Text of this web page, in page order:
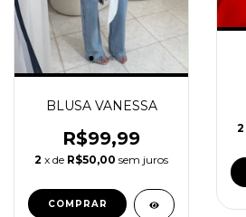
BLUSA VANESSA
R$99,99
2 x de R$50,00 sem juros
COMPRAR
2